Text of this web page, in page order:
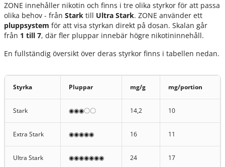
ZONE innehåller nikotin och finns i tre olika styrkor för att passa
olika behov - från Stark till Ultra Stark. ZONE använder ett
pluppsystem för att visa styrkan direkt på dosan. Skalan går
från 1 till 7, där fler pluppar innebär högre nikotininnehåll.
En fullständig översikt över deras styrkor finns i tabellen nedan.
Styrka Pluppar mg/g mg/portion
Stark ◉◉◉〇〇 14,2 10
Extra Stark ◉◉◉◉◉ 16 11
Ultra Stark ◉◉◉◉◉◉◉ 24 17